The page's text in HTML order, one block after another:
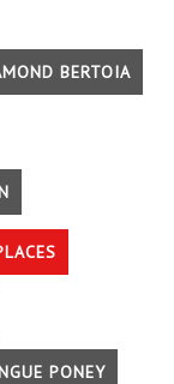
BERTOIA
PONEY